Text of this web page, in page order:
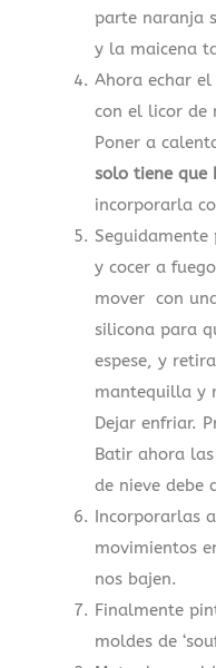
parte naranja
y la maicena
Ahora echar
con el licor de
Poner a
solo tiene que
incorporarla
Seguidamente
y cocer a
mover con
silicona para
espese, y
mantequilla y
Dejar enfriar.
Batir ahora
de nieve debe
Incorporarlas
movimientos
nos bajen.
Finalmente
moldes de